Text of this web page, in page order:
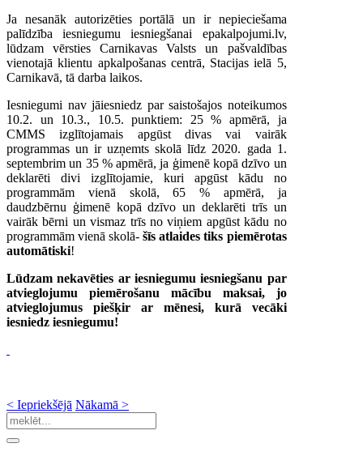
Ja nesanāk autorizēties portālā un ir nepieciešama
palīdzība iesniegumu iesniegšanai epakalpojumi.lv,
lūdzam vērsties Carnikavas Valsts un pašvaldības
vienotajā klientu apkalpošanas centrā, Stacijas ielā 5,
Carnikavā, tā darba laikos.
Iesniegumi nav jāiesniedz par saistošajos noteikumos
10.2. un 10.3., 10.5. punktiem: 25 % apmērā, ja
CMMS izglītojamais apgūst divas vai vairāk
programmas un ir uzņemts skolā līdz 2020. gada 1.
septembrim un 35 % apmērā, ja ģimenē kopā dzīvo un
deklarēti divi izglītojamie, kuri apgūst kādu no
programmām vienā skolā, 65 % apmērā, ja
daudzbērnu ģimenē kopā dzīvo un deklarēti trīs un
vairāk bērni un vismaz trīs no viņiem apgūst kādu no
programmām vienā skolā-šīs atlaides tiks piemērotas
automātiski!
Lūdzam nekavēties ar iesniegumu iesniegšanu par
atvieglojumu piemērošanu mācību maksai, jo
atvieglojumus piešķir ar mēnesi, kurā vecāki
iesniedz iesniegumu!
< Iepriekšējā Nākamā >